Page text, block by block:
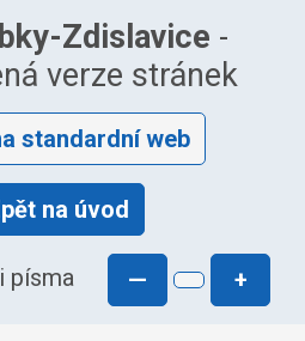
Zdislavice -
verze stránek
standardní web
na úvod
písma — +